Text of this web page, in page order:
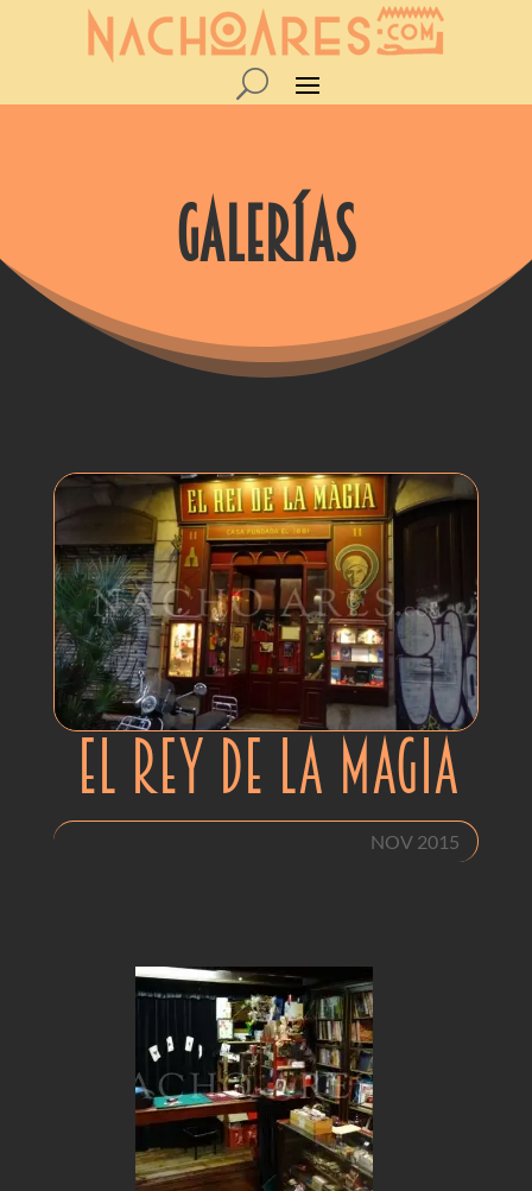
galerías
EL REY DE LA MAGIA
NOV 2015